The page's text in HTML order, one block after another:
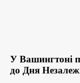
У Вашингтоні
до Дня